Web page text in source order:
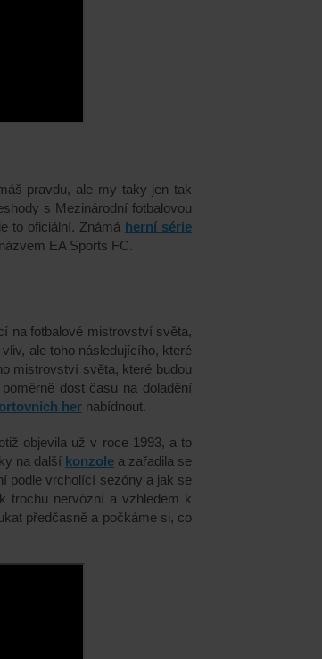
pravdu, ale my taky jen tak
s Mezinárodní fotbalovou
to oficiální. Známá herní série
EA Sports FC.
na fotbalové mistrovství světa,
ale toho následujícího, které
mistrovství světa, které budou
dost času na doladění
her nabídnout.
objevila už v roce 1993, a to
na další konzole a zařadila se
podle vrcholící sezóny a jak se
trochu nervózní a vzhledem k
předčasně a počkáme si, co